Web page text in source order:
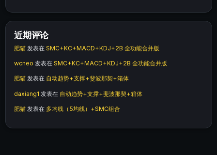
近期评论
肥猫 发表在 SMC+KC+MACD+KDJ+2B 全功能合并版
wcneo 发表在 SMC+KC+MACD+KDJ+2B 全功能合并版
肥猫 发表在 自动趋势+支撑+斐波那契+箱体
daxiang1 发表在 自动趋势+支撑+斐波那契+箱体
肥猫 发表在 多均线（5均线）+SMC组合